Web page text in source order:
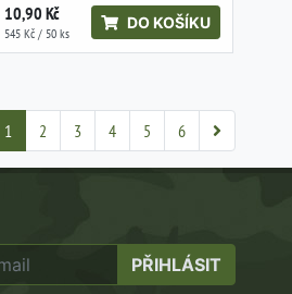
10,90 Kč
545 Kč / 50 ks
DO KOŠÍKU
1 2 3 4 5 6
PŘIHLÁSIT